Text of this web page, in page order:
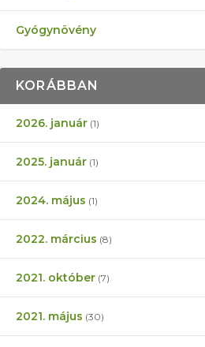
Gyógynövény
KORÁBBAN
2026. január (1)
2025. január (1)
2024. május (1)
2022. március (8)
2021. október (7)
2021. május (30)